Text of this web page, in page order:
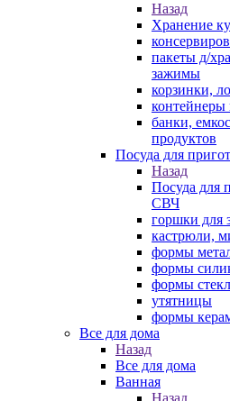
Назад
Хранение
пакеты д/
зажимы
корзинки,
банки,
продуктов
Посуда для
Назад
Посуда для
СВЧ
горшки для
кастрюли,
формы
формы
формы
утятницы
формы
Все для дома
Назад
Все для дома
Ванная
Назад